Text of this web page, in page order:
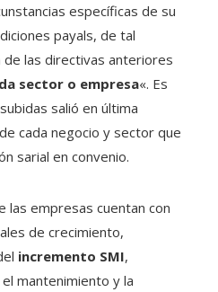
específicas de su
payals, de tal
de las directivas anteriores
sector o empresa«. Es
salió en última
cada negocio y sector que
sarial en convenio.
las empresas cuentan con
de crecimiento,
incremento SMI,
mantenimiento y la